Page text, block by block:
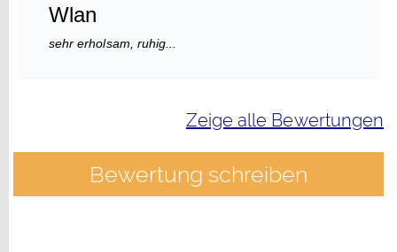
Wlan
sehr erholsam, ruhig...
Zeige alle Bewertungen
Bewertung schreiben